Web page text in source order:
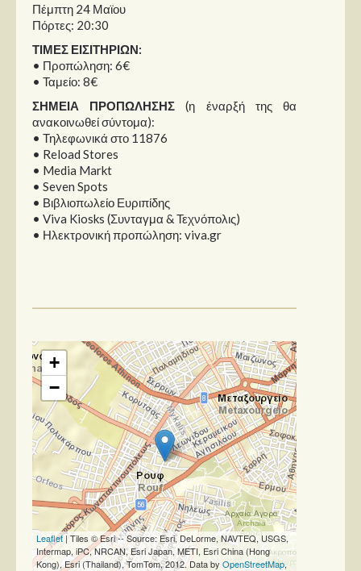
Πέμπτη 24 Μαϊου
Πόρτες: 20:30
ΤΙΜΕΣ ΕΙΣΙΤΗΡΙΩΝ:
• Προπώληση: 6€
• Ταμείο: 8€
ΣΗΜΕΙΑ ΠΡΟΠΩΛΗΣΗΣ (η έναρξή της θα
ανακοινωθεί σύντομα):
• Τηλεφωνικά στο 11876
• Reload Stores
• Media Markt
• Seven Spots
• Βιβλιοπωλείο Ευριπίδης
• Viva Kiosks (Συνταγμα & Τεχνόπολις)
• Ηλεκτρονική προπώληση: viva.gr
+
−
Leaflet| Tiles © Esri -- Source: Esri, DeLorme, NAVTEQ, USGS,
Intermap, iPC, NRCAN, Esri Japan, METI, Esri China (Hong
Kong), Esri (Thailand), TomTom, 2012. Data byOpenStreetMap,